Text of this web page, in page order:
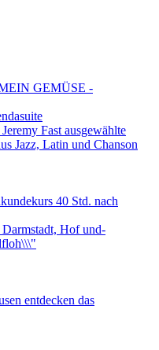
GEMÜSE -
Fast ausgewählte
Jazz, Latin und Chanson
40 Std. nach
Hof und-
entdecken das